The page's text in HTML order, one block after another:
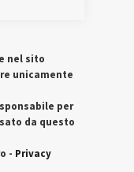
nel sito
unicamente
per
da questo
- Privacy